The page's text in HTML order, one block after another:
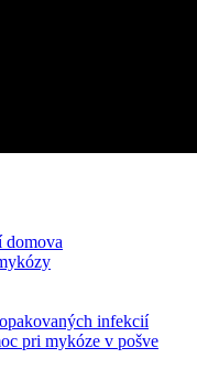
infekcií
pri mykóze v pošve